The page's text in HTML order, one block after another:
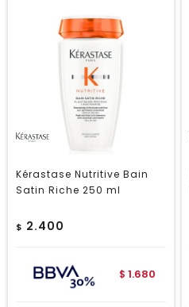
Kérastase Nutritive Bain
Satin Riche 250 ml
$ 2.400
$ 1.680